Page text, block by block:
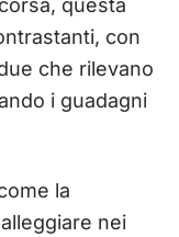
questa
con
che rilevano
i guadagni
la
nei